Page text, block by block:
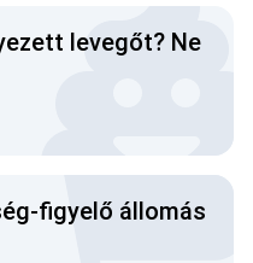
levegőt? Ne
figyelő állomás